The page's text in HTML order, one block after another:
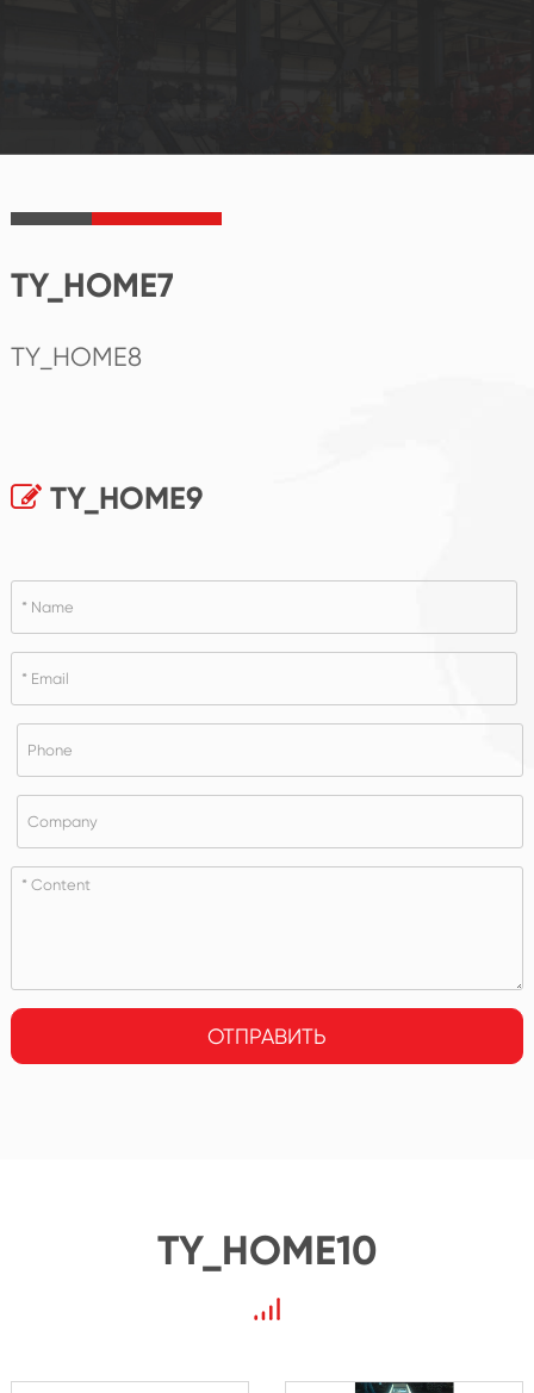
TY_HOME7
TY_HOME8
TY_HOME9
ОТПРАВИТЬ
TY_HOME10